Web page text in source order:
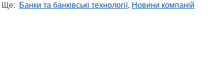
Ще: Банки та банківські технології, Новини компаній